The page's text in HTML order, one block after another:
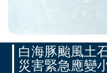
應變開設專區
白海豚颱風土
災害緊急應變